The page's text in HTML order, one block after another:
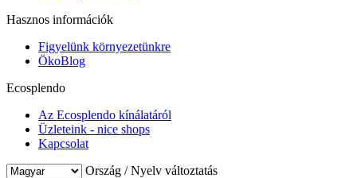
Hasznos információk
Figyelünk környezetünkre
ÖkoBlog
Ecosplendo
Az Ecosplendo kínálatáról
Üzleteink - nice shops
Kapcsolat
Ország / Nyelv változtatás